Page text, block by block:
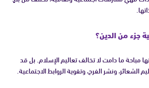
جزء من الدين؟
مباحة ما دامت لا تخالف تعاليم الإسلام. بل قد
ونشر الفرح، وتقوية الروابط الاجتماعية.